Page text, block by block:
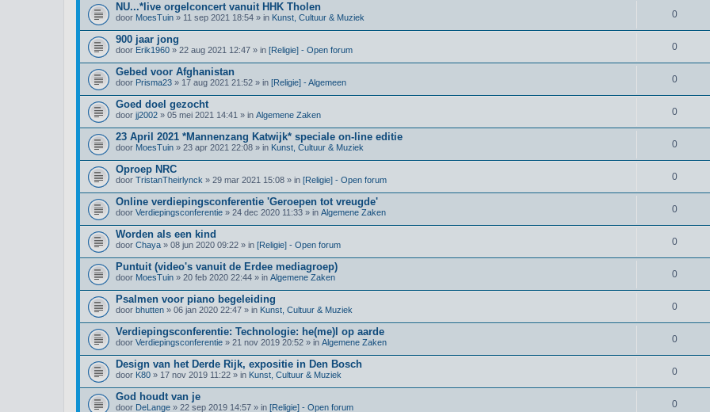
NU...*live orgelconcert vanuit HHK Tholen
door MoesTuin » 11 sep 2021 18:54 » in Kunst, Cultuur & Muziek 0
900 jaar jong
door Erik1960 » 22 aug 2021 12:47 » in [Religie] - Open forum 0
Gebed voor Afghanistan
door Prisma23 » 17 aug 2021 21:52 » in [Religie] - Algemeen 0
Goed doel gezocht
door jj2002 » 05 mei 2021 14:41 » in Algemene Zaken 0
23 April 2021 *Mannenzang Katwijk* speciale on-line editie
door MoesTuin » 23 apr 2021 22:08 » in Kunst, Cultuur & Muziek 0
Oproep NRC
door TristanTheirlynck » 29 mar 2021 15:08 » in [Religie] - Open forum 0
Online verdiepingsconferentie 'Geroepen tot vreugde'
door Verdiepingsconferentie » 24 dec 2020 11:33 » in Algemene Zaken 0
Worden als een kind
door Chaya » 08 jun 2020 09:22 » in [Religie] - Open forum 0
Puntuit (video's vanuit de Erdee mediagroep)
door MoesTuin » 20 feb 2020 22:44 » in Algemene Zaken 0
Psalmen voor piano begeleiding
door bhutten » 06 jan 2020 22:47 » in Kunst, Cultuur & Muziek 0
Verdiepingsconferentie: Technologie: he(me)l op aarde
door Verdiepingsconferentie » 21 nov 2019 20:52 » in Algemene Zaken 0
Design van het Derde Rijk, expositie in Den Bosch
door K80 » 17 nov 2019 11:22 » in Kunst, Cultuur & Muziek 0
God houdt van je
door DeLange » 22 sep 2019 14:57 » in [Religie] - Open forum 0